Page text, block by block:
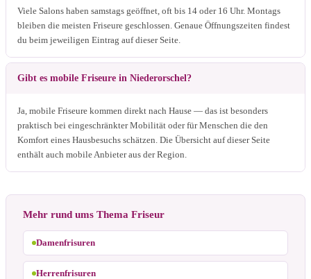
Viele Salons haben samstags geöffnet, oft bis 14 oder 16 Uhr. Montags
bleiben die meisten Friseure geschlossen. Genaue Öffnungszeiten findest
du beim jeweiligen Eintrag auf dieser Seite.
Gibt es mobile Friseure in Niederorschel?
Ja, mobile Friseure kommen direkt nach Hause — das ist besonders
praktisch bei eingeschränkter Mobilität oder für Menschen die den
Komfort eines Hausbesuchs schätzen. Die Übersicht auf dieser Seite
enthält auch mobile Anbieter aus der Region.
Mehr rund ums Thema Friseur
Damenfrisuren
Herrenfrisuren